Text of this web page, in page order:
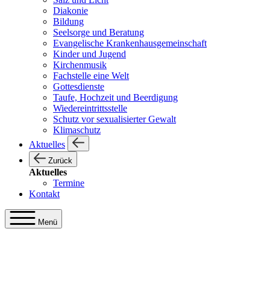
Diakonie
Bildung
Seelsorge und Beratung
Evangelische Krankenhausgemeinschaft
Kinder und Jugend
Kirchenmusik
Fachstelle eine Welt
Gottesdienste
Taufe, Hochzeit und Beerdigung
Wiedereintrittsstelle
Schutz vor sexualisierter Gewalt
Klimaschutz
Aktuelles
Zurück
Aktuelles
Termine
Kontakt
Menü